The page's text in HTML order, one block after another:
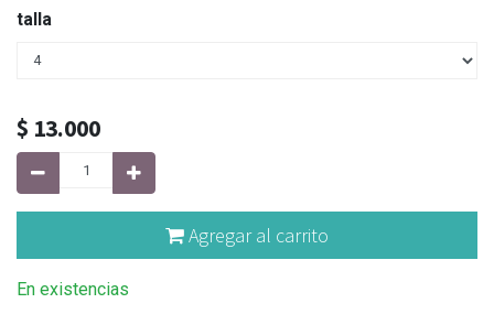
talla
$ 13.000
Agregar al carrito
En existencias